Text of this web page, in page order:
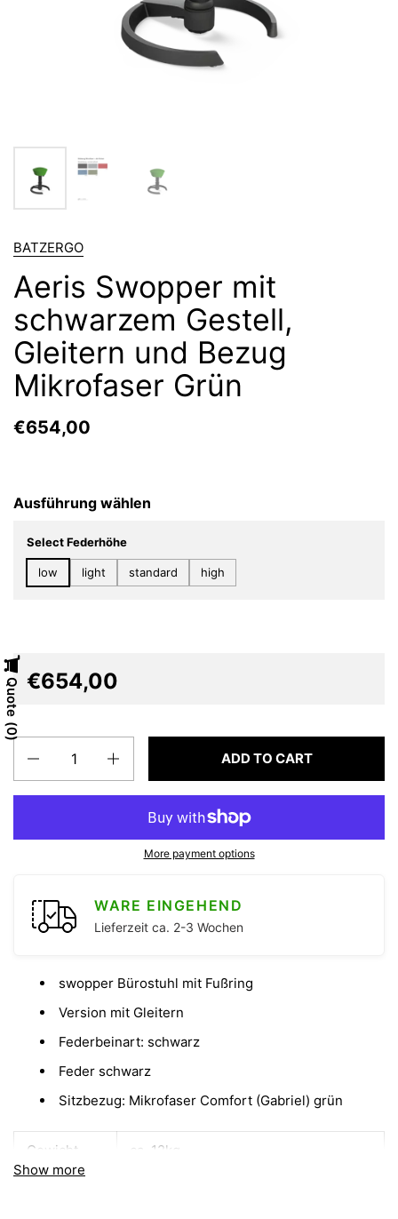
BATZERGO
Aeris Swopper mit
schwarzem Gestell,
Gleitern und Bezug
Mikrofaser Grün
€654,00
Ausführung wählen
Select Federhöhe
low light standard high
€654,00
ADD TO CART
More payment options
WARE EINGEHEND
Lieferzeit ca. 2-3 Wochen
Show more
swopper Bürostuhl mit Fußring
Version mit Gleitern
Federbeinart: schwarz
Feder schwarz
Sitzbezug: Mikrofaser Comfort (Gabriel) grün
Gewicht ca. 12kg
Quote
0